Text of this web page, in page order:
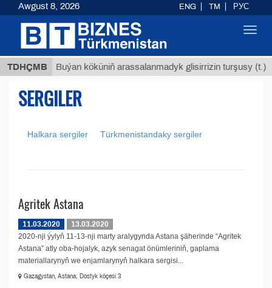
TDHÇMB
ТМТ Buýan köküniň arassalanmadyk glisirrizin turşusy (t.)
SERGILER
Halkara sergiler Türkmenistandaky sergiler
Agritek Astana
11.03.2020
13.03.2020
2020-nji ýylyň 11-13-nji marty aralygynda Astana şäherinde “Agritek
Astana” atly oba-hojalyk, azyk senagat önümleriniň, gaplama
materiallarynyň we enjamlarynyň halkara sergisi...
Gazagystan, Astana, Dostyk köçesi 3
Awgust 8, 2026 ENG TM РУС